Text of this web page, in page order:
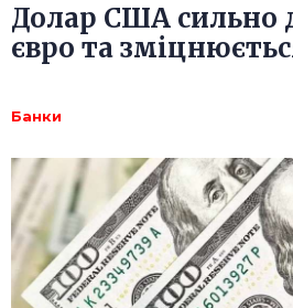
Долар США сильно
євро та
Банки